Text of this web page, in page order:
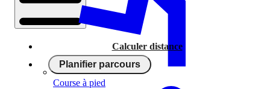
Calculer distance
Planifier parcours
Course à pied